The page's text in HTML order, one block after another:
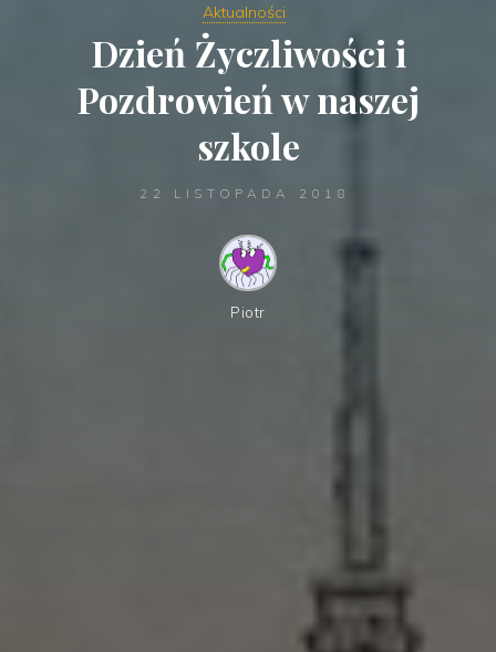
Aktualności
Dzień Życzliwości i
Pozdrowień w naszej
szkole
22 LISTOPADA 2018
Piotr